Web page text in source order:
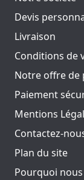
Devis
Livraison
Conditions de
Notre offre de
Paiement
Mentions
Contactez-
Plan du site
Pourquoi